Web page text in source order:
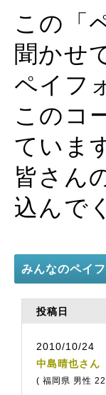
この「
聞かせ
ペイフ
このコ
ていま
皆さん
込んで
みんなのペイ
投稿日
2010/10/24
中島晴也さん
( 福岡県 男性